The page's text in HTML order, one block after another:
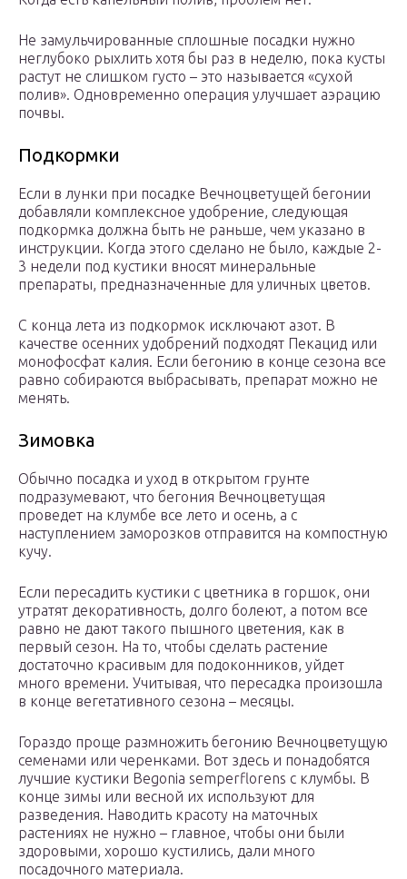
Не замульчированные сплошные посадки нужно
неглубоко рыхлить хотя бы раз в неделю, пока кусты
растут не слишком густо – это называется «сухой
полив». Одновременно операция улучшает аэрацию
почвы.
Подкормки
Если в лунки при посадке Вечноцветущей бегонии
добавляли комплексное удобрение, следующая
подкормка должна быть не раньше, чем указано в
инструкции. Когда этого сделано не было, каждые 2-
3 недели под кустики вносят минеральные
препараты, предназначенные для уличных цветов.
С конца лета из подкормок исключают азот. В
качестве осенних удобрений подходят Пекацид или
монофосфат калия. Если бегонию в конце сезона все
равно собираются выбрасывать, препарат можно не
менять.
Зимовка
Обычно посадка и уход в открытом грунте
подразумевают, что бегония Вечноцветущая
проведет на клумбе все лето и осень, а с
наступлением заморозков отправится на компостную
кучу.
Если пересадить кустики с цветника в горшок, они
утратят декоративность, долго болеют, а потом все
равно не дают такого пышного цветения, как в
первый сезон. На то, чтобы сделать растение
достаточно красивым для подоконников, уйдет
много времени. Учитывая, что пересадка произошла
в конце вегетативного сезона – месяцы.
Гораздо проще размножить бегонию Вечноцветущую
семенами или черенками. Вот здесь и понадобятся
лучшие кустики Begonia semperflorens с клумбы. В
конце зимы или весной их используют для
разведения. Наводить красоту на маточных
растениях не нужно – главное, чтобы они были
здоровыми, хорошо кустились, дали много
посадочного материала.